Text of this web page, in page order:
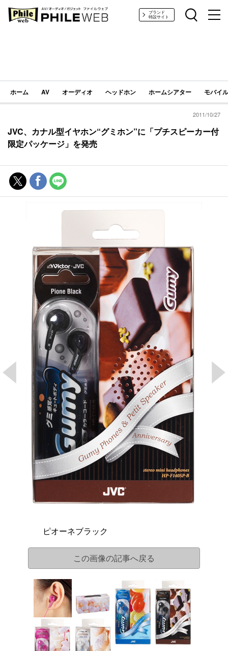
PHILE WEB｜AV/オーディオ/ガジェットブランド
特設サイト
ホーム AV オーディオ ヘッドホン ホームシアター モバイ
2011/10/27
JVC、カナル型イヤホン“グミホン”に「プチスピーカー付
限定パッケージ」を発売
ピオーネブラック
この画像の記事へ戻る